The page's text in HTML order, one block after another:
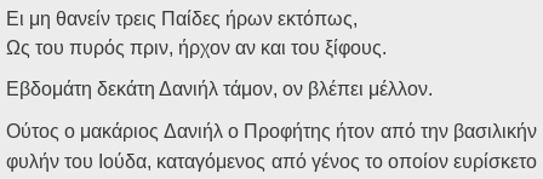
Ει μη θανείν τρεις Παίδες ήρων εκτόπως,
Ως του πυρός πριν, ήρχον αν και του ξίφους.
Εβδομάτη δεκάτη Δανιήλ τάμον, ον βλέπει μέλλον.
Ούτος ο μακάριος Δανιήλ ο Προφήτης ήτον από την βασιλικήν
φυλήν του Ιούδα, καταγόμενος από γένος το οποίον ευρίσκετο